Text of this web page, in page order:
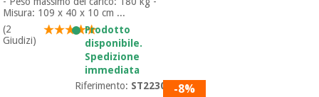
Misura: 109 x 40 x 10 cm ...
(2
Giudizi)
Prodotto
disponibile.
Spedizione
immediata
Riferimento: ST22300 -8%